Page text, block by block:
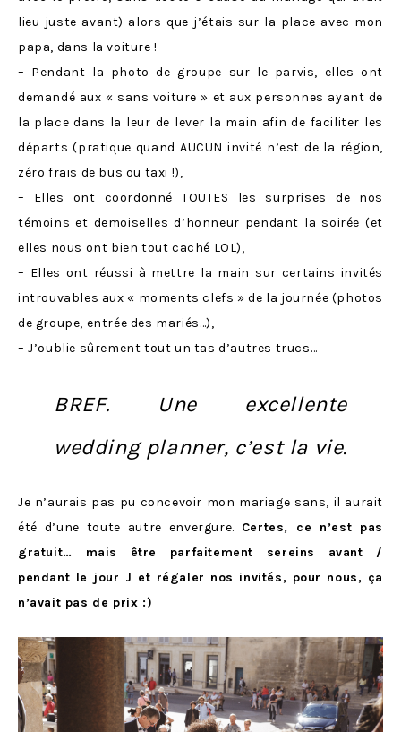
lieu juste avant) alors que j’étais sur la place avec mon
papa, dans la voiture !
– Pendant la photo de groupe sur le parvis, elles ont
demandé aux « sans voiture » et aux personnes ayant de
la place dans la leur de lever la main afin de faciliter les
départs (pratique quand AUCUN invité n’est de la région,
zéro frais de bus ou taxi !),
– Elles ont coordonné TOUTES les surprises de nos
témoins et demoiselles d’honneur pendant la soirée (et
elles nous ont bien tout caché LOL),
– Elles ont réussi à mettre la main sur certains invités
introuvables aux « moments clefs » de la journée (photos
de groupe, entrée des mariés…),
– J’oublie sûrement tout un tas d’autres trucs…
BREF.
Une excellente
wedding planner, c’est la vie.
Je n’aurais pas pu concevoir mon mariage sans, il aurait
été d’une toute autre envergure. Certes, ce n’est pas
gratuit… mais être parfaitement sereins avant /
pendant le jour J et régaler nos invités, pour nous, ça
n’avait pas de prix :)